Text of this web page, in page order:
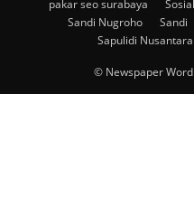
pakar seo surabaya
Sandi Nugroho
Sandi
Sapulidi Nusantara
© Newspaper